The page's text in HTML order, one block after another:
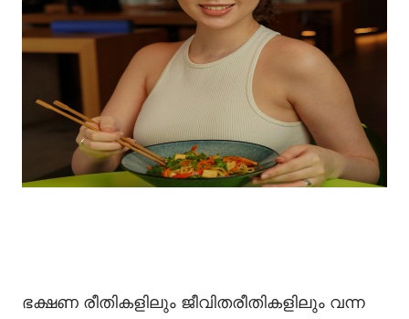
ഭക്ഷണ രീതികളിലും ജീവിതരീതികളിലും വന്ന